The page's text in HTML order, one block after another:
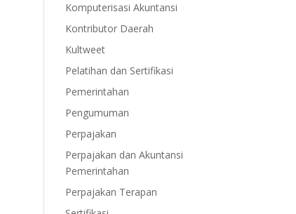
Komputerisasi Akuntansi
Kontributor Daerah
Kultweet
Pelatihan dan Sertifikasi
Pemerintahan
Pengumuman
Perpajakan
Perpajakan dan Akuntansi
Pemerintahan
Perpajakan Terapan